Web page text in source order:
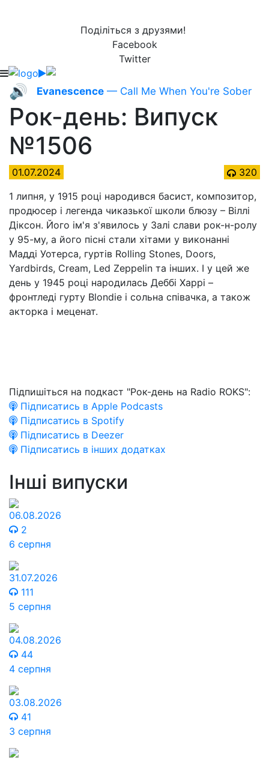
Поділіться з друзями!
Facebook
Twitter
🔊 Evanescence — Call Me When You're Sober
Рок-день: Випуск
№1506
01.07.2024
320
1 липня, у 1915 році народився басист, композитор,
продюсер і легенда чиказької школи блюзу – Віллі
Діксон. Його ім'я з'явилось у Залі слави рок-н-ролу
у 95-му, а його пісні стали хітами у виконанні
Мадді Уотерса, гуртів Rolling Stones, Doors,
Yardbirds, Cream, Led Zeppelin та інших. І у цей же
день у 1945 році народилась Деббі Харрі –
фронтледі гурту Blondie і сольна співачка, а також
акторка і меценат.
Підпишіться на подкаст "Рок-день на Radio ROKS":
Підписатись в Apple Podcasts
Підписатись в Spotify
Підписатись в Deezer
Підписатись в інших додатках
Інші випуски
06.08.2026
2
6 серпня
31.07.2026
111
5 серпня
04.08.2026
44
4 серпня
03.08.2026
41
3 серпня